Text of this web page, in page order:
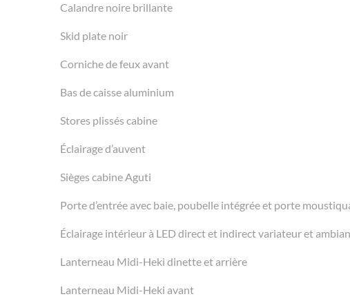
Calandre noire brillante
Skid plate noir
Corniche de feux avant
Bas de caisse aluminium
Stores plissés cabine
Éclairage d’auvent
Sièges cabine Aguti
Porte d’entrée avec baie, poubelle intégrée et porte
Éclairage intérieur à LED direct et indirect variateur et
Lanterneau Midi-Heki dinette et arrière
Lanterneau Midi-Heki avant